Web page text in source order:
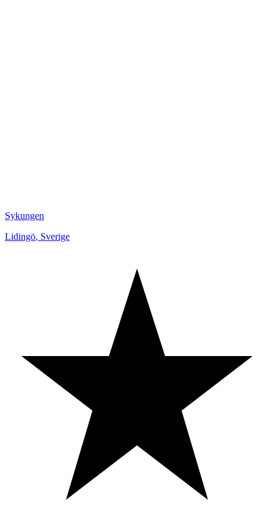
Sykungen
Lidingö, Sverige